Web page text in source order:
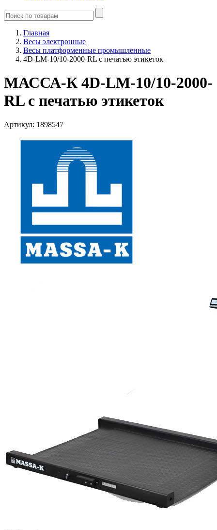
Главная
Весы электронные
Весы платформенные промышленные
4D-LM-10/10-2000-RL с печатью этикеток
МАССА-К 4D-LM-10/10-2000-
RL с печатью этикеток
Артикул: 1898547